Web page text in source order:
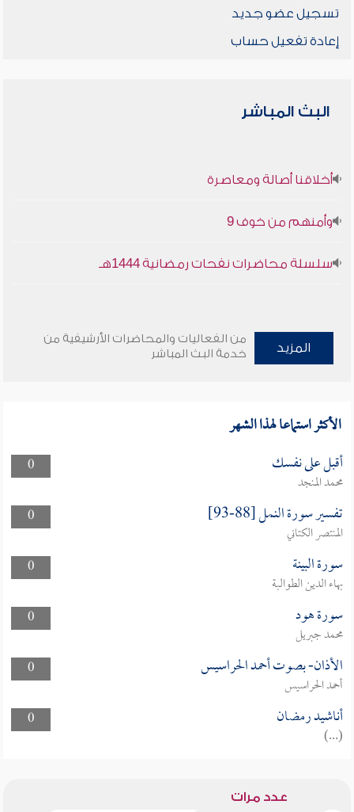
تسجيل عضو جديد
إعادة تفعيل حساب
البث المباشر
أخلاقنا أصالة ومعاصرة
وأمنهم من خوف 9
سلسلة محاضرات نفحات رمضانية 1444هـ
المزيد
من الفعاليات والمحاضرات الأرشيفية من
خدمة البث المباشر
الأكثر استماعا لهذا الشهر
0 أقبل على نفسك
محمد المنجد
0
تفسير سورة النمل [88-93]
المنتصر الكتاني
0
سورة البينة
بهاء الدين الطوالبة
0
سورة هود
محمد جبريل
0
الأذان- بصوت أحمد الحراسيس
أحمد الحراسيس
0
أناشيد رمضان
(...)
عدد مرات